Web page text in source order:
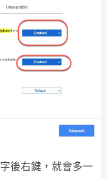
後右鍵，就會多一